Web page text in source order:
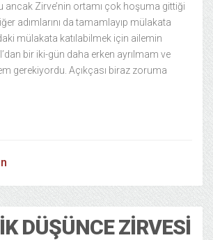
ancak Zirve’nin ortamı çok hoşuma gittiği
adımlarını da tamamlayıp mülakata
mülakata katılabilmek için ailemin
bir iki-gün daha erken ayrılmam ve
gerekiyordu. Açıkçası biraz zoruma
DÜŞÜNCE ZIRVESI